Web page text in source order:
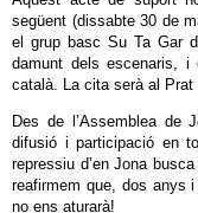
següent (dissabte 30 de
el grup basc Su Ta Gar
damunt dels escenaris,
català. La cita serà al Prat
Des de l’Assemblea de
difusió i participació en
repressiu d’en Jona
reafirmem que, dos anys
no ens aturarà!